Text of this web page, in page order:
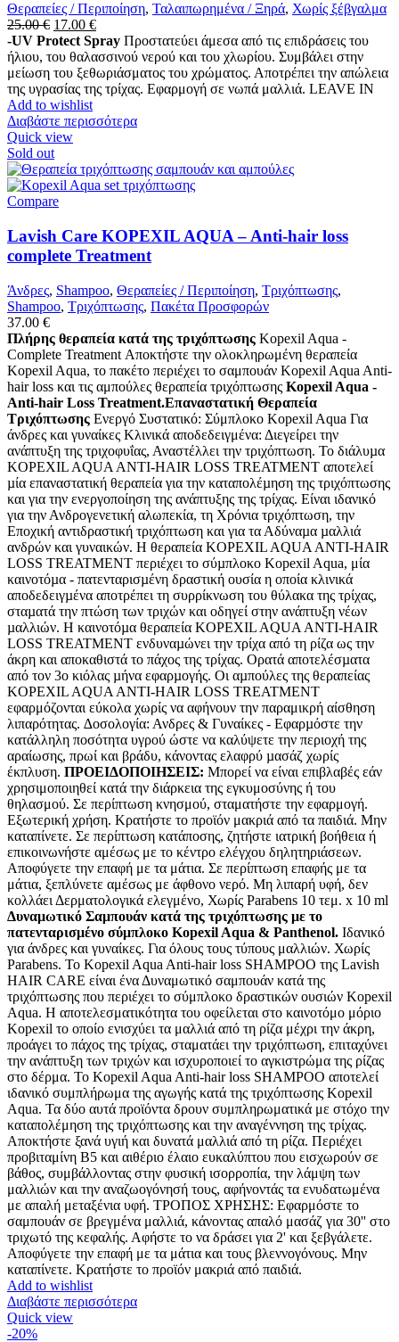
Θεραπείες / Περιποίηση, Ταλαιπωρημένα / Ξηρά, Χωρίς ξέβγαλμα
25.00€ Original
price
was:
25.00 €.
17.00 €Η
τρέχουσα
τιμή
είναι:
17.00 €.
-UV Protect Spray Προστατεύει άμεσα από τις επιδράσεις του
ήλιου, του θαλασσινού νερού και του χλωρίου. Συμβάλει στην
μείωση του ξεθωριάσματος του χρώματος. Αποτρέπει την απώλεια
της υγρασίας της τρίχας. Εφαρμογή σε νωπά μαλλιά. LEAVE IN
Add to wishlist
Διαβάστε περισσότερα
Quick view
Sold out
Compare
Lavish Care KOPEXIL AQUA – Anti-hair loss
complete Treatment
Άνδρες, Shampoo, Θεραπείες / Περιποίηση, Τριχόπτωσης,
Shampoo, Τριχόπτωσης, Πακέτα Προσφορών
37.00 €
Πλήρης θεραπεία κατά της τριχόπτωσης Kopexil Aqua -
Complete Treatment Αποκτήστε την ολοκληρωμένη θεραπεία
Kopexil Aqua, το πακέτο περιέχει το σαμπουάν Kopexil Aqua Anti-
hair loss και τις αμπούλες θεραπεία τριχόπτωσης Kopexil Aqua -
Anti-hair Loss Treatment.Επαναστατική Θεραπεία
Τριχόπτωσης Ενεργό Συστατικό: Σύμπλοκο Kopexil Aqua Για
άνδρες και γυναίκες Κλινικά αποδεδειγμένα: Διεγείρει την
ανάπτυξη της τριχοφυΐας, Αναστέλλει την τριχόπτωση. Το διάλυµα
KOPEXIL AQUA ANTI-HAIR LOSS TREATMENT αποτελεί
µία επαναστατική θεραπεία για την καταπολέµηση της τριχόπτωσης
και για την ενεργοποίηση της ανάπτυξης της τρίχας. Είναι ιδανικό
για την Ανδρογενετική αλωπεκία, τη Χρόνια τριχόπτωση, την
Εποχική αντιδραστική τριχόπτωση και για τα Αδύναµα µαλλιά
ανδρών και γυναικών. Η θεραπεία KOPEXIL AQUA ANTI-HAIR
LOSS TREATMENT περιέχει το σύµπλοκο Kopexil Aqua, μία
καινοτόµα - πατενταρισµένη δραστική ουσία η οποία κλινικά
αποδεδειγµένα αποτρέπει τη συρρίκνωση του θύλακα της τρίχας,
σταµατά την πτώση των τριχών και οδηγεί στην ανάπτυξη νέων
µαλλιών. Η καινοτόµα θεραπεία KOPEXIL AQUA ANTI-HAIR
LOSS TREATMENT ενδυναµώνει την τρίχα από τη ρίζα ως την
άκρη και αποκαθιστά το πάχος της τρίχας. Ορατά αποτελέσµατα
από τον 3ο κιόλας µήνα εφαρµογής. Οι αµπούλες της θεραπείας
KOPEXIL AQUA ANTI-HAIR LOSS TREATMENT
εφαρμόζονται εύκολα χωρίς να αφήνουν την παραμικρή αίσθηση
λιπαρότητας. ∆οσολογία: Ανδρες & Γυναίκες - Εφαρµόστε την
κατάλληλη ποσότητα υγρού ώστε να καλύψετε την περιοχή της
αραίωσης, πρωί και βράδυ, κάνοντας ελαφρύ µασάζ χωρίς
έκπλυση. ΠΡΟΕΙΔΟΠΟΙΗΣΕΙΣ: Μπορεί να είναι επιβλαβές εάν
χρησιμοποιηθεί κατά την διάρκεια της εγκυμοσύνης ή του
θηλασμού. Σε περίπτωση κνησμού, σταματήστε την εφαρμογή.
Εξωτερική χρήση. Κρατήστε το προϊόν μακριά από τα παιδιά. Μην
καταπίνετε. Σε περίπτωση κατάποσης, ζητήστε ιατρική βοήθεια ή
επικοινωνήστε αμέσως με το κέντρο ελέγχου δηλητηριάσεων.
Αποφύγετε την επαφή με τα μάτια. Σε περίπτωση επαφής με τα
μάτια, ξεπλύνετε αμέσως με άφθονο νερό. Μη λιπαρή υφή, δεν
κολλάει Δερματολογικά ελεγμένο, Χωρίς Parabens 10 τεμ. x 10 ml
Δυναμωτικό Σαμπουάν κατά της τριχόπτωσης με το
πατενταρισμένο σύμπλοκο Kopexil Aqua & Panthenol. Ιδανικό
για άνδρες και γυναίκες. Για όλους τους τύπους μαλλιών. Χωρίς
Parabens. Το Kopexil Aqua Anti-hair loss SHAMPOO της Lavish
HAIR CARE είναι ένα Δυναμωτικό σαμπουάν κατά της
τριχόπτωσης που περιέχει το σύμπλοκο δραστικών ουσιών Kopexil
Aqua. Η αποτελεσματικότητα του οφείλεται στο καινοτόμο μόριο
Kopexil το οποίο ενισχύει τα μαλλιά από τη ρίζα μέχρι την άκρη,
προάγει το πάχος της τρίχας, σταματάει την τριχόπτωση, επιταχύνει
την ανάπτυξη των τριχών και ισχυροποιεί το αγκιστρώμα της ρίζας
στο δέρμα. Το Kopexil Aqua Anti-hair loss SHAMPOO αποτελεί
ιδανικό συμπλήρωμα της αγωγής κατά της τριχόπτωσης Kopexil
Aqua. Τα δύο αυτά προϊόντα δρουν συμπληρωματικά με στόχο την
καταπολέμηση της τριχόπτωσης και την αναγέννηση της τρίχας.
Αποκτήστε ξανά υγιή και δυνατά μαλλιά από τη ρίζα. Περιέχει
προβιταμίνη Β5 και αιθέριο έλαιο ευκαλύπτου που εισχωρούν σε
βάθος, συμβάλλοντας στην φυσική ισορροπία, την λάμψη των
μαλλιών και την αναζωογόνησή τους, αφήνοντάς τα ενυδατωμένα
με απαλή μεταξένια υφή. ΤΡΟΠΟΣ ΧΡΗΣΗΣ: Εφαρμόστε το
σαμπουάν σε βρεγμένα μαλλιά, κάνοντας απαλό μασάζ για 30'' στο
τριχωτό της κεφαλής. Αφήστε το να δράσει για 2' και ξεβγάλετε.
Αποφύγετε την επαφή με τα μάτια και τους βλεννογόνους. Μην
καταπίνετε. Κρατήστε το προϊόν μακριά από παιδιά.
Add to wishlist
Διαβάστε περισσότερα
Quick view
-20%